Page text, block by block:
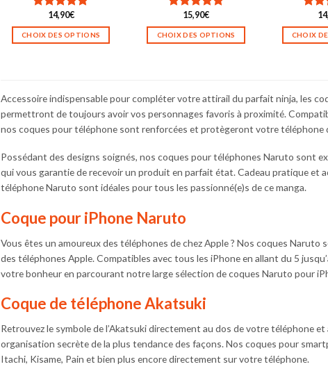
Note5.00
sur 5
14,90€
CHOIX DES OPTIONS
variations.
Les
options
être
choisies
sur
page
produit
Note5.00
sur 5
15,90€
CHOIX DES OPTIONS
variations.
Les
options
être
choisies
sur
produit
Note
sur 5
CHOIX
Accessoire indispensable pour compléter votre attirail du parfait ninja, les
permettront de toujours avoir vos personnages favoris à proximité.
nos coques pour téléphone sont renforcées et protègeront votre téléphone
Possédant des designs soignés, nos coques pour téléphones Naruto sont
qui vous garantie de recevoir un produit en parfait état. Cadeau pratique et
téléphone Naruto sont idéales pour tous les passionné(e)s de ce manga.
Coque pour iPhone Naruto
Vous êtes un amoureux des téléphones de chez Apple ? Nos coques
des téléphones Apple. Compatibles avec tous les iPhone en allant du 5
votre bonheur en parcourant notre large sélection de coques Naruto pour
Coque de téléphone Akatsuki
Retrouvez le symbole de l’Akatsuki directement au dos de votre téléphone
organisation secrète de la plus tendance des façons. Nos coques pour
Itachi, Kisame, Pain et bien plus encore directement sur votre téléphone.